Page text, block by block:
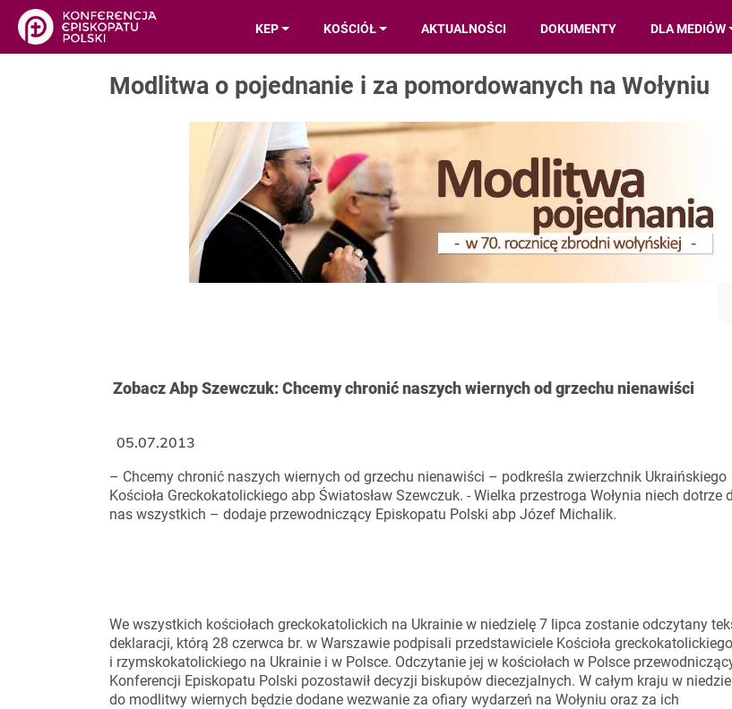
KEP KOŚCIÓŁ AKTUALNOŚCI DOKUMENTY DLA MEDIÓW
Modlitwa o pojednanie i za pomordowanych na Wołyniu
Zobacz Abp Szewczuk: Chcemy chronić naszych wiernych od grzechu nienawiści
– Chcemy chronić naszych wiernych od grzechu nienawiści – podkreśla zwierzchnik Ukraińskiego
Kościoła Greckokatolickiego abp Światosław Szewczuk. - Wielka przestroga Wołynia niech dotrze
nas wszystkich – dodaje przewodniczący Episkopatu Polski abp Józef Michalik.
We wszystkich kościołach greckokatolickich na Ukrainie w niedzielę 7 lipca zostanie odczytany
deklaracji, którą 28 czerwca br. w Warszawie podpisali przedstawiciele Kościoła greckokatolickiego
i rzymskokatolickiego na Ukrainie i w Polsce. Odczytanie jej w kościołach w Polsce
Konferencji Episkopatu Polski pozostawił decyzji biskupów diecezjalnych. W całym kraju w
do modlitwy wiernych będzie dodane wezwanie za ofiary wydarzeń na Wołyniu oraz za ich
05.07.2013